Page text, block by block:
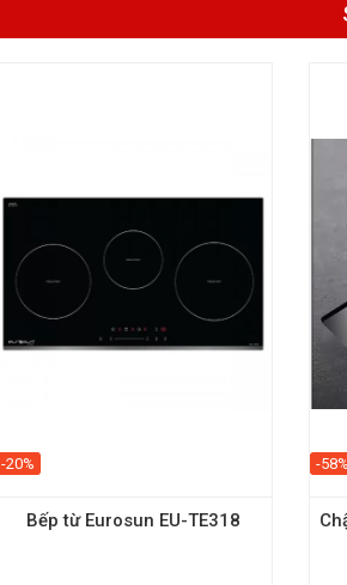
-20%
Bếp từ Eurosun EU-TE318
-58%